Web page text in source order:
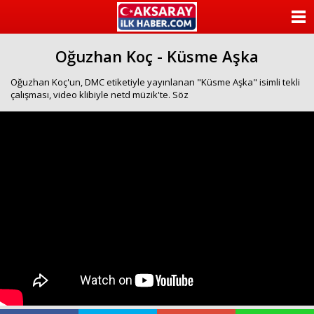
Oğuzhan Koç - Küsme Aşka
Oğuzhan Koç'un, DMC etiketiyle yayınlanan "Küsme Aşka" isimli tekli
çalışması, video klibiyle netd müzik'te. Söz
KATEGORİLER
YAZARLAR